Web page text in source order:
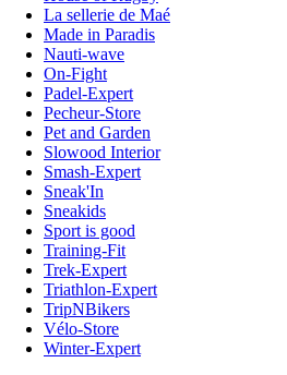
La sellerie de Maé
Made in Paradis
Nauti-wave
On-Fight
Padel-Expert
Pecheur-Store
Pet and Garden
Slowood Interior
Smash-Expert
Sneak'In
Sneakids
Sport is good
Training-Fit
Trek-Expert
Triathlon-Expert
TripNBikers
Vélo-Store
Winter-Expert